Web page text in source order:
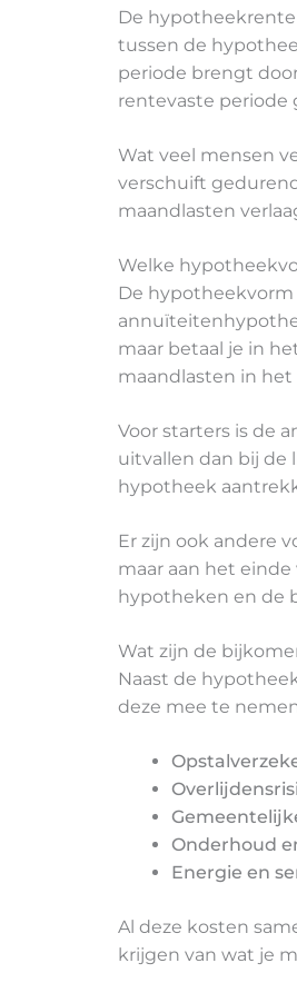
De
tussen de
periode brengt
rentevaste periode
Wat veel mensen
verschuift
maandlasten
Welke
De
maar betaal je in
maandlasten in
Voor starters is de
uitvallen dan bij de
hypotheek
Er zijn ook andere
maar aan het
hypotheken en de
Wat zijn de
Naast de
deze mee te
Onderhoud
Energie en
Al deze kosten
krijgen van wat je